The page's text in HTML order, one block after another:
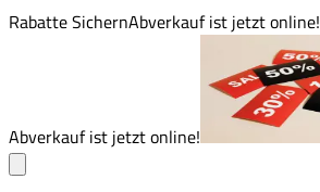
Rabatte SichernAbverkauf ist jetzt online!
Abverkauf ist jetzt online!